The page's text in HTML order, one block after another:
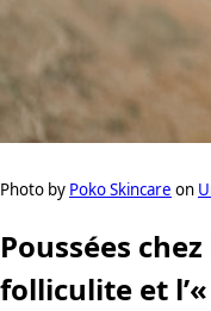
Photo by Poko Skincare on
Poussées
folliculite et